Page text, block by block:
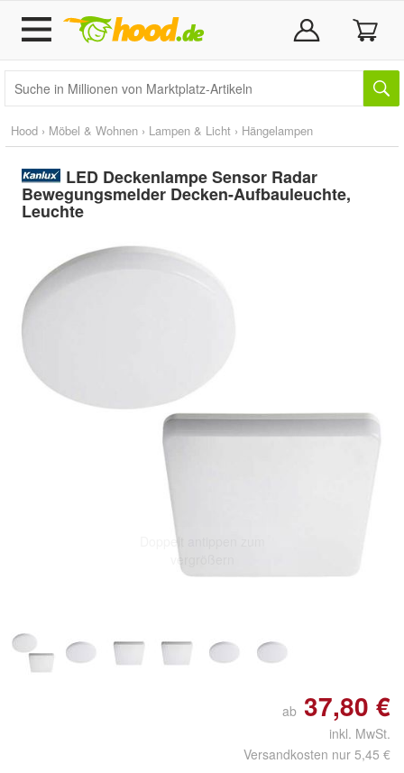
Hood › Möbel & Wohnen › Lampen & Licht › Hängelampen
LED Deckenlampe Sensor Radar
Bewegungsmelder Decken-Aufbauleuchte,
Leuchte
Doppelt antippen zum
vergrößern
ab 37,80 €
inkl. MwSt.
Versandkosten nur 5,45 €